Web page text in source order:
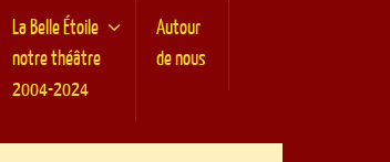
La Belle Étoile
notre théâtre
2004-2024
Autour
de nous